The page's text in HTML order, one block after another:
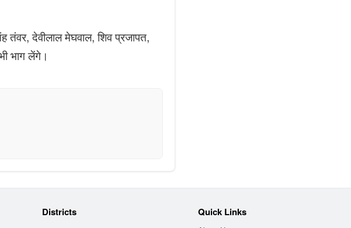
तंवर, देवीलाल मेघवाल, शिव प्रजापत,
भाग लेंगे।
Districts Quick Links